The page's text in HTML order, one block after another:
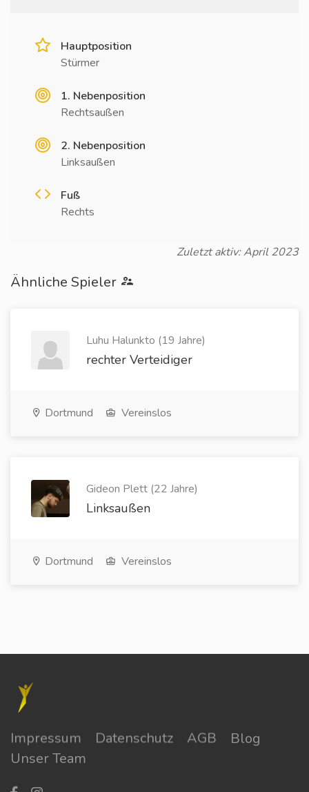
Hauptposition
Stürmer
1. Nebenposition
Rechtsaußen
2. Nebenposition
Linksaußen
Fuß
Rechts
Zuletzt aktiv: April 2023
Ähnliche Spieler
Luhu Halunkto (19 Jahre)
rechter Verteidiger
Dortmund Vereinslos
Gideon Plett (22 Jahre)
Linksaußen
Dortmund Vereinslos
Impressum Datenschutz AGB
Blog
Unser Team